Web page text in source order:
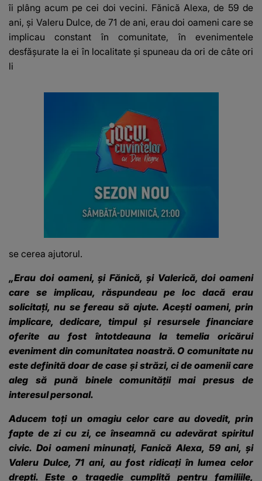
îi plâng acum pe cei doi vecini. Fănică Alexa, de 59 de
ani, și Valeru Dulce, de 71 de ani, erau doi oameni care se
implicau constant în comunitate, în evenimentele
desfășurate la ei în localitate și spuneau da ori de câte ori
li
se cerea ajutorul.
„Erau doi oameni, și Fănică, și Valerică, doi oameni
care se implicau, răspundeau pe loc dacă erau
solicitați, nu se fereau să ajute. Acești oameni, prin
implicare, dedicare, timpul și resursele financiare
oferite au fost întotdeauna la temelia oricărui
eveniment din comunitatea noastră. O comunitate nu
este definită doar de case și străzi, ci de oamenii care
aleg să pună binele comunității mai presus de
interesul personal.
Aducem toți un omagiu celor care au dovedit, prin
fapte de zi cu zi, ce înseamnă cu adevărat spiritul
civic. Doi oameni minunați, Fanică Alexa, 59 ani, și
Valeru Dulce, 71 ani, au fost ridicați în lumea celor
drepți. Este o tragedie cumplită pentru familiile,